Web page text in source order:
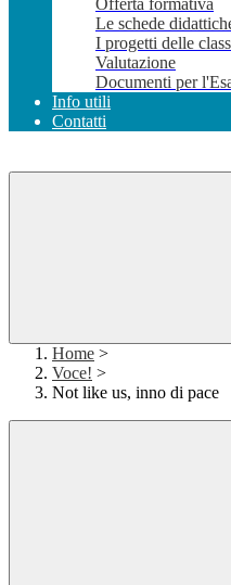
Offerta formativa
Le schede
I progetti delle
Valutazione
Documenti per
Info utili
Contatti
Home >
Voce! >
Not like us, inno di pace